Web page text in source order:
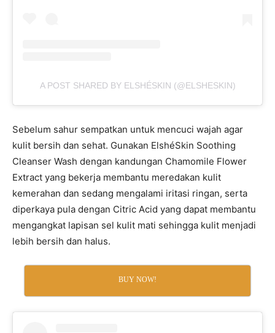
A POST SHARED BY ELSHÉSKIN (@ELSHESKIN)
Sebelum sahur sempatkan untuk mencuci wajah agar
kulit bersih dan sehat. Gunakan ElshéSkin Soothing
Cleanser Wash dengan kandungan Chamomile Flower
Extract yang bekerja membantu meredakan kulit
kemerahan dan sedang mengalami iritasi ringan, serta
diperkaya pula dengan Citric Acid yang dapat membantu
mengangkat lapisan sel kulit mati sehingga kulit menjadi
lebih bersih dan halus.
BUY NOW!